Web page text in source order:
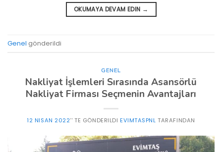
OKUMAYA DEVAM EDIN →
Genel gönderildi
GENEL
Nakliyat İşlemleri Sırasında Asansörlü
Nakliyat Firması Seçmenin Avantajları
12 NISAN 2022’' TE GÖNDERILDI EVIMTASPNL TARAFINDAN